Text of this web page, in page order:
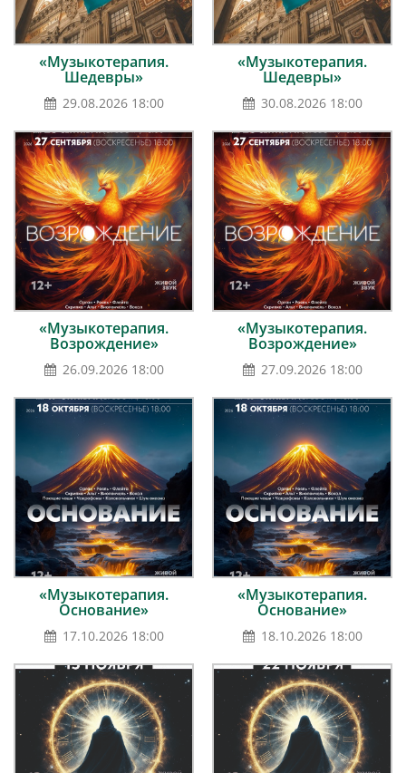
«Музыкотерапия.
Шедевры»
29.08.2026 18:00
«Музыкотерапия.
Шедевры»
30.08.2026 18:00
«Музыкотерапия.
Возрождение»
26.09.2026 18:00
«Музыкотерапия.
Возрождение»
27.09.2026 18:00
«Музыкотерапия.
Основание»
17.10.2026 18:00
«Музыкотерапия.
Основание»
18.10.2026 18:00